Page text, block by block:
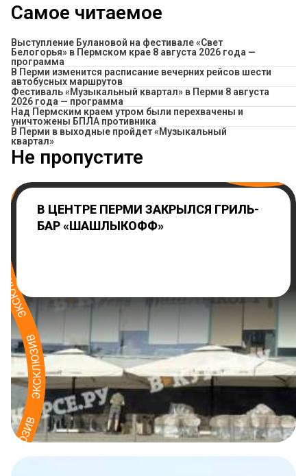
Самое читаемое
Выступление Булановой на фестивале «Свет
Белогорья» в Пермском крае 8 августа 2026 года —
программа
​В Перми изменится расписание вечерних рейсов шести
автобусных маршрутов
Фестиваль «Музыкальный квартал» в Перми 8 августа
2026 года — программа
Над Пермским краем утром были перехвачены и
уничтожены БПЛА противника
В Перми в выходные пройдет «Музыкальный
квартал»
Не пропустите
В ЦЕНТРЕ ПЕРМИ ЗАКРЫЛСЯ ГРИЛЬ-
БАР «ШАШЛЫКОФФ»